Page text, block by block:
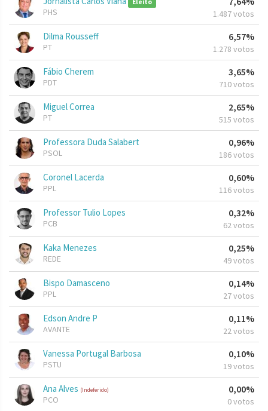
Eleito
PHS 1.487 votos
Dilma Rousseff
PT
6,57%
1.278 votos
Fábio Cherem
PDT
3,65%
710 votos
Miguel Correa
PT
2,65%
515 votos
Professora Duda Salabert
PSOL
0,96%
186 votos
Coronel Lacerda
PPL
0,60%
116 votos
Professor Tulio Lopes
PCB
0,32%
62 votos
Kaka Menezes
REDE
0,25%
49 votos
Bispo Damasceno
PPL
0,14%
27 votos
Edson Andre P
AVANTE
0,11%
22 votos
Vanessa Portugal Barbosa
PSTU
0,10%
19 votos
Ana Alves (Indeferido)
PCO
0,00%
0 votos